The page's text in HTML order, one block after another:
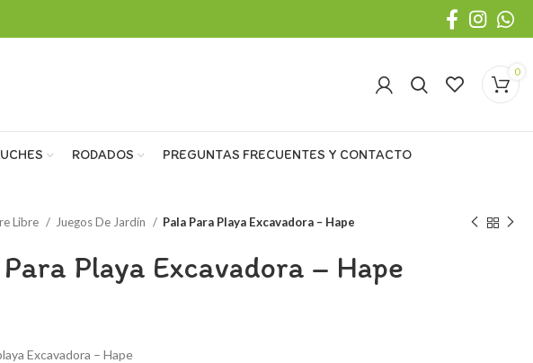
0
RODADOS PREGUNTAS FRECUENTES Y CONTACTO
Libre Juegos De Jardín Pala Para Playa Excavadora – Hape
Para Playa Excavadora – Hape
Excavadora – Hape